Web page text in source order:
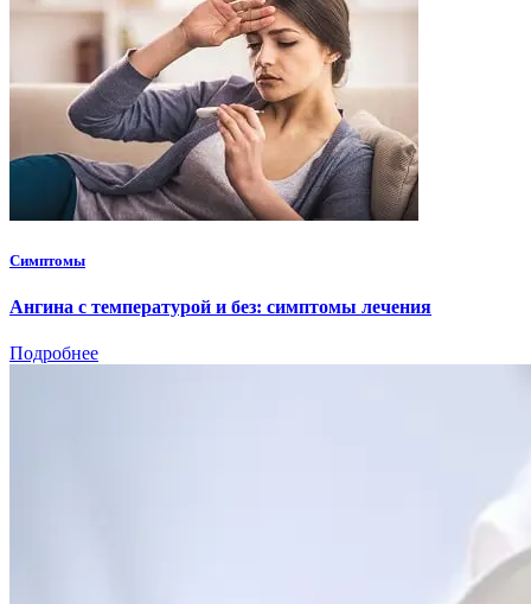
Симптомы
Ангина с температурой и без: симптомы лечения
Подробнее